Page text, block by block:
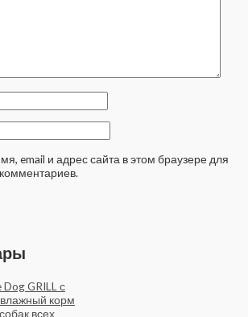
email и адрес сайта в этом браузере для